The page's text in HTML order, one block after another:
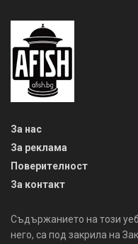
За нас
За реклама
Поверителност
За контакт
Съдържанието на този уеб
него, са под закрила на